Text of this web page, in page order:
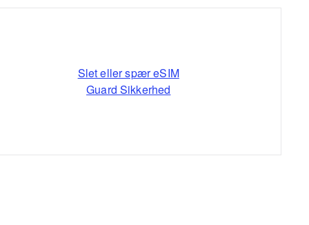
Slet eller spær eSIM
Guard Sikkerhed